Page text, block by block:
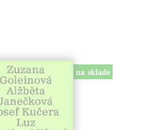
na sklade